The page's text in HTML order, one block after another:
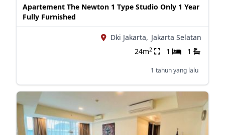
Apartement The Newton 1 Type Studio Only 1 Year
Fully Furnished
Dki Jakarta, Jakarta Selatan
24m2 1 1
1 tahun yang lalu